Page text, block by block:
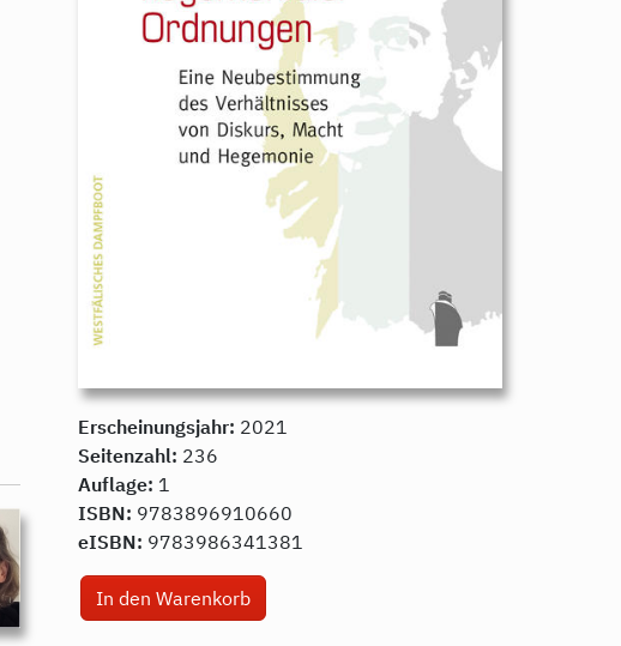
Erscheinungsjahr: 2021
Seitenzahl: 236
Auflage: 1
ISBN: 9783896910660
eISBN: 9783986341381